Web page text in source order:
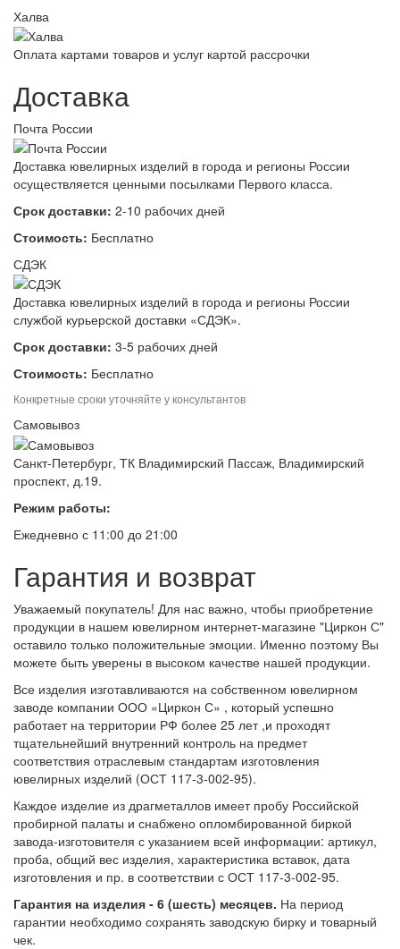
Халва
Оплата картами товаров и услуг картой рассрочки
Доставка
Почта России
Доставка ювелирных изделий в города и регионы России
осуществляется ценными посылками Первого класса.
Срок доставки: 2-10 рабочих дней
Стоимость: Бесплатно
СДЭК
Доставка ювелирных изделий в города и регионы России
службой курьерской доставки «СДЭК».
Срок доставки: 3-5 рабочих дней
Стоимость: Бесплатно
Конкретные сроки уточняйте у консультантов
Самовывоз
Санкт-Петербург, ТК Владимирский Пассаж, Владимирский
проспект, д.19.
Режим работы:
Ежедневно с 11:00 до 21:00
Гарантия и возврат
Уважаемый покупатель! Для нас важно, чтобы приобретение
продукции в нашем ювелирном интернет-магазине "Циркон С"
оставило только положительные эмоции. Именно поэтому Вы
можете быть уверены в высоком качестве нашей продукции.
Все изделия изготавливаются на собственном ювелирном
заводе компании ООО «Циркон С» , который успешно
работает на территории РФ более 25 лет ,и проходят
тщательнейший внутренний контроль на предмет
соответствия отраслевым стандартам изготовления
ювелирных изделий (ОСТ 117-3-002-95).
Каждое изделие из драгметаллов имеет пробу Российской
пробирной палаты и снабжено опломбированной биркой
завода-изготовителя с указанием всей информации: артикул,
проба, общий вес изделия, характеристика вставок, дата
изготовления и пр. в соответствии с ОСТ 117-3-002-95.
Гарантия на изделия - 6 (шесть) месяцев. На период
гарантии необходимо сохранять заводскую бирку и товарный
чек.